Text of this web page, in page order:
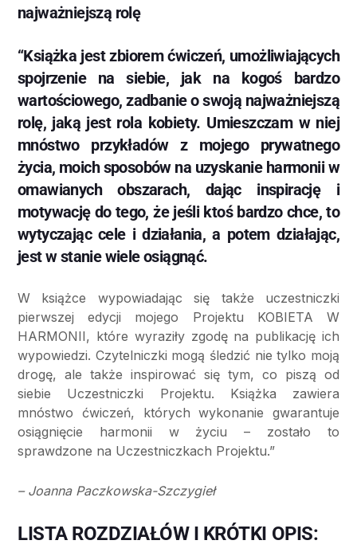
najważniejszą rolę
“Książka jest zbiorem ćwiczeń, umożliwiających
spojrzenie na siebie, jak na kogoś bardzo
wartościowego, zadbanie o swoją najważniejszą
rolę, jaką jest rola kobiety. Umieszczam w niej
mnóstwo przykładów z mojego prywatnego
życia, moich sposobów na uzyskanie harmonii w
omawianych obszarach, dając inspirację i
motywację do tego, że jeśli ktoś bardzo chce, to
wytyczając cele i działania, a potem działając,
jest w stanie wiele osiągnąć.
W książce wypowiadając się także uczestniczki
pierwszej edycji mojego Projektu KOBIETA W
HARMONII, które wyraziły zgodę na publikację ich
wypowiedzi. Czytelniczki mogą śledzić nie tylko moją
drogę, ale także inspirować się tym, co piszą od
siebie Uczestniczki Projektu. Książka zawiera
mnóstwo ćwiczeń, których wykonanie gwarantuje
osiągnięcie harmonii w życiu – zostało to
sprawdzone na Uczestniczkach Projektu.”
– Joanna Paczkowska-Szczygieł
LISTA ROZDZIAŁÓW I KRÓTKI OPIS: